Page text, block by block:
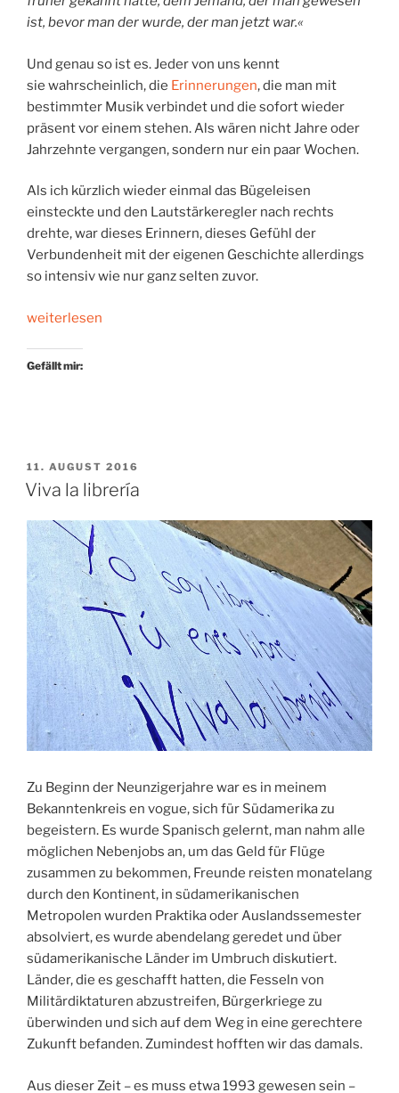
ist, bevor man der wurde, der man jetzt war.«
Und genau so ist es. Jeder von uns kennt
sie wahrscheinlich, die Erinnerungen, die man mit
bestimmter Musik verbindet und die sofort wieder
präsent vor einem stehen. Als wären nicht Jahre oder
Jahrzehnte vergangen, sondern nur ein paar Wochen.
Als ich kürzlich wieder einmal das Bügeleisen
einsteckte und den Lautstärkeregler nach rechts
drehte, war dieses Erinnern, dieses Gefühl der
Verbundenheit mit der eigenen Geschichte allerdings
so intensiv wie nur ganz selten zuvor.
„Bügeln
Pearl
weiterlesen
Gefällt mir:
VERÖFFENTLICHT
AM
11. AUGUST 2016
Viva la librería
Zu Beginn der Neunzigerjahre war es in meinem
Bekanntenkreis en vogue, sich für Südamerika zu
begeistern. Es wurde Spanisch gelernt, man nahm alle
möglichen Nebenjobs an, um das Geld für Flüge
zusammen zu bekommen, Freunde reisten monatelang
durch den Kontinent, in südamerikanischen
Metropolen wurden Praktika oder Auslandssemester
absolviert, es wurde abendelang geredet und über
südamerikanische Länder im Umbruch diskutiert.
Länder, die es geschafft hatten, die Fesseln von
Militärdiktaturen abzustreifen, Bürgerkriege zu
überwinden und sich auf dem Weg in eine gerechtere
Zukunft befanden. Zumindest hofften wir das damals.
Aus dieser Zeit – es muss etwa 1993 gewesen sein –